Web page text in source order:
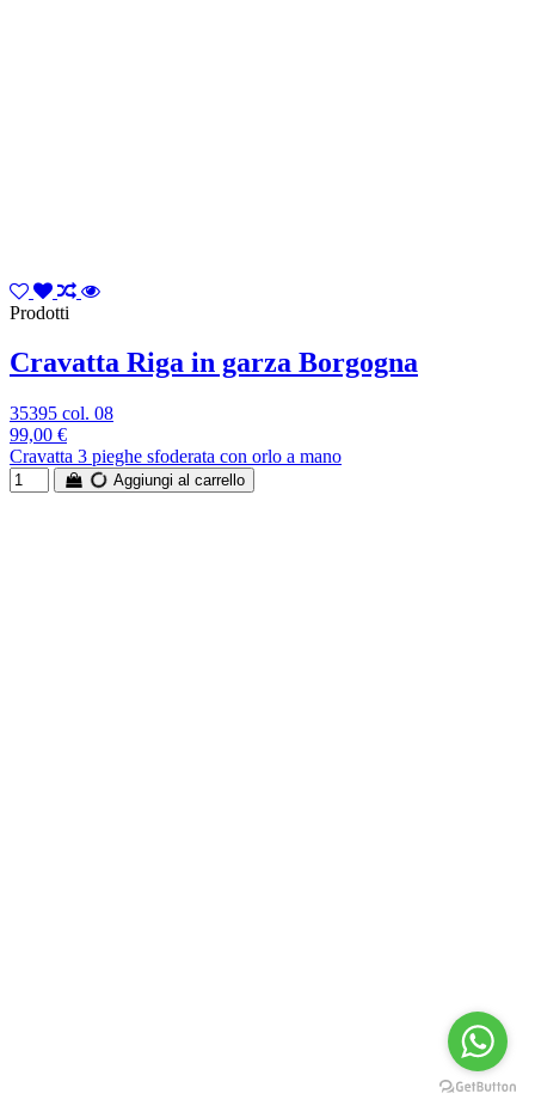
Prodotti
Cravatta Riga in garza Borgogna
35395 col. 08
99,00 €
Cravatta 3 pieghe sfoderata con orlo a mano
Aggiungi al carrello